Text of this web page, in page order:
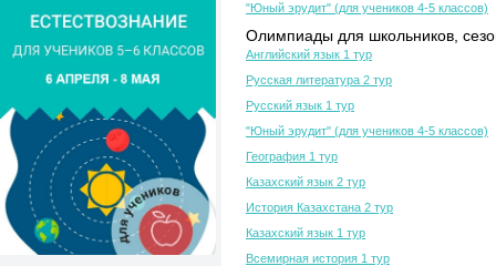
"Юный эрудит" (для учеников 4-5 классов)
Олимпиады для школьников,
Английский язык 1 тур
Русская литература 2 тур
Русский язык 1 тур
"Юный эрудит" (для учеников 4-5 классов)
География 1 тур
Казахский язык 2 тур
История Казахстана 2 тур
Казахский язык 1 тур
Всемирная история 1 тур